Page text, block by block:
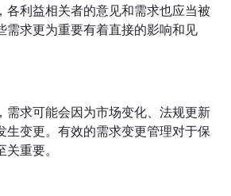
各利益相关者的意见和需求也应当被
需求更为重要有着直接的影响和见
需求可能会因为市场变化、法规更新
生变更。有效的需求变更管理对于保
重要。